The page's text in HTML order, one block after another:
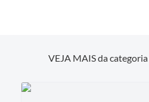
VEJA MAIS da categoria